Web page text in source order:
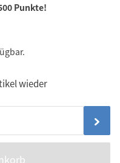
Punkte!
wieder